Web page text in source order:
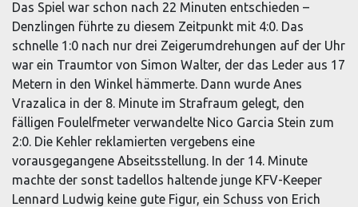
Das Spiel war schon nach 22 Minuten entschieden –
Denzlingen führte zu diesem Zeitpunkt mit 4:0. Das
schnelle 1:0 nach nur drei Zeiger­umdrehungen auf der Uhr
war ein Traumtor von Simon Walter, der das Leder aus 17
Metern in den Winkel hämmerte. Dann wurde Anes
Vrazalica in der 8. Minute im Strafraum gelegt, den
fälligen Foulelfmeter verwandelte Nico Garcia Stein zum
2:0. Die Kehler reklamierten vergebens eine
vorausgegangene Abseitsstellung. In der 14. Minute
machte der sonst tadellos haltende junge KFV-Keeper
Lennard Ludwig keine gute Figur, ein Schuss von Erich